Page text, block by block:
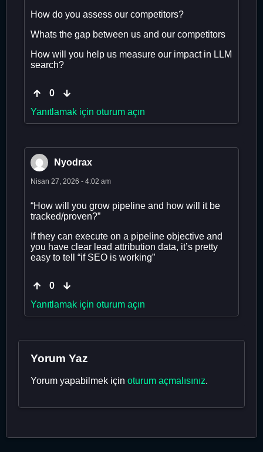
How do you assess our competitors?
Whats the gap between us and our competitors
How will you help us measure our impact in LLM
search?
0
Yanıtlamak için oturum açın
Nyodrax
Nisan 27, 2026 - 4:02 am
“How will you grow pipeline and how will it be
tracked/proven?”
If they can execute on a pipeline objective and
you have clear lead attribution data, it’s pretty
easy to tell “if SEO is working”
0
Yanıtlamak için oturum açın
Yorum Yaz
Yorum yapabilmek için oturum açmalısınız.